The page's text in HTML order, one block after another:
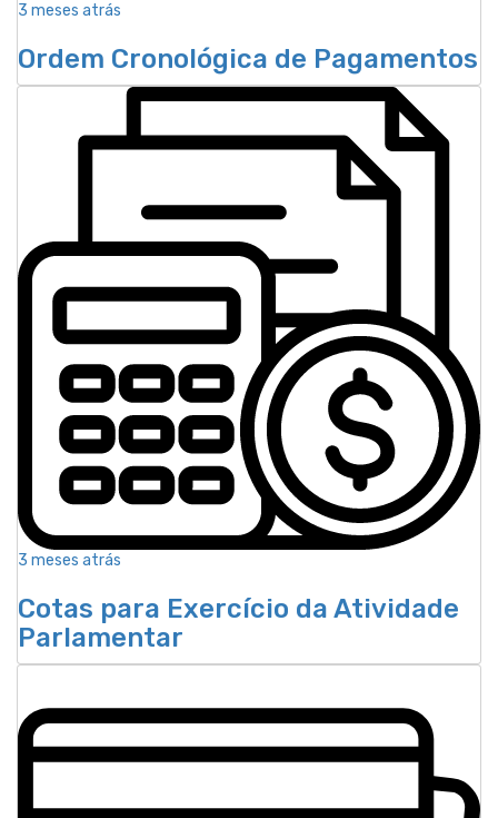
3 meses atrás
Ordem Cronológica de Pagamentos
3 meses atrás
Cotas para Exercício da Atividade
Parlamentar